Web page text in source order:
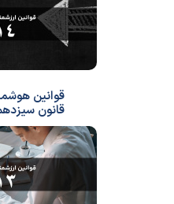
قوانین
قانون